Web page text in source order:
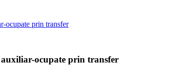
ocupate prin transfer
ocupate prin transfer